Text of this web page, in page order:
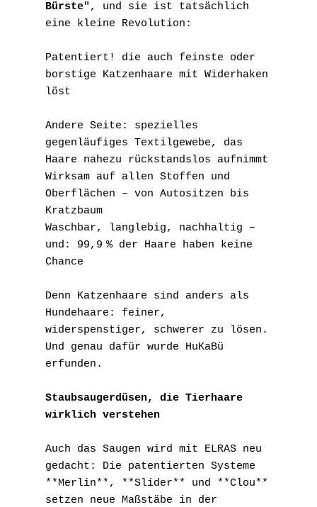
Bürste", und sie ist tatsächlich
eine kleine Revolution:
Patentiert! die auch feinste oder
borstige Katzenhaare mit Widerhaken
löst
Andere Seite: spezielles
gegenläufiges Textilgewebe, das
Haare nahezu rückstandslos aufnimmt
Wirksam auf allen Stoffen und
Oberflächen – von Autositzen bis
Kratzbaum
Waschbar, langlebig, nachhaltig –
und: 99,9 % der Haare haben keine
Chance
Denn Katzenhaare sind anders als
Hundehaare: feiner,
widerspenstiger, schwerer zu lösen.
Und genau dafür wurde HuKaBü
erfunden.
Staubsaugerdüsen, die Tierhaare
wirklich verstehen
Auch das Saugen wird mit ELRAS neu
gedacht: Die patentierten Systeme
**Merlin**, **Slider** und **Clou**
setzen neue Maßstäbe in der